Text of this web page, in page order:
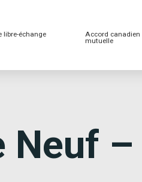
libre-échange Accord canadien
mutuelle
Neuf